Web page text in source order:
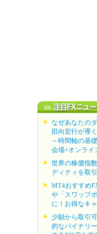
なぜあなたの
田向宏行が導
～時間軸の基
会場+オンライ
世界の株価指
ディティを取
MT4おすすめ
や「スワップ
に！お得なキ
少額から取引
的なバイナリ